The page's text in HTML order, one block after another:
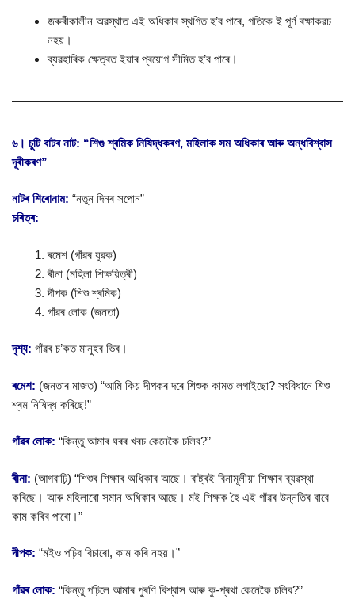
জৰুৰীকালীন অৱস্থাত এই অধিকাৰ স্থগিত হ’ব পাৰে, গতিকে ই পূৰ্ণ ৰক্ষাকৱচ
নহয়।
ব্যৱহাৰিক ক্ষেত্ৰত ইয়াৰ প্ৰয়োগ সীমিত হ’ব পাৰে।
৬। চুটি বাটৰ নাট: “শিগু শ্ৰমিক নিষিদ্ধকৰণ, মহিলাক সম অধিকাৰ আৰু অন্ধবিশ্বাস
দূৰীকৰণ”
নাটৰ শিৰোনাম: “নতুন দিনৰ সপোন”
চৰিত্ৰ:
ৰমেশ (গাঁৱৰ যুৱক)
ৰীনা (মহিলা শিক্ষয়িত্ৰী)
দীপক (শিশু শ্ৰমিক)
গাঁৱৰ লোক (জনতা)
দৃশ্য: গাঁৱৰ চ’কত মানুহৰ ভিৰ।
ৰমেশ: (জনতাৰ মাজত) “আমি কিয় দীপকৰ দৰে শিশুক কামত লগাইছো? সংবিধানে শিশু
শ্ৰম নিষিদ্ধ কৰিছে!”
গাঁৱৰ লোক: “কিন্তু আমাৰ ঘৰৰ খৰচ কেনেকৈ চলিব?”
ৰীনা: (আগবাঢ়ি) “শিশুৰ শিক্ষাৰ অধিকাৰ আছে। ৰাষ্ট্ৰই বিনামূলীয়া শিক্ষাৰ ব্যৱস্থা
কৰিছে। আৰু মহিলাৰো সমান অধিকাৰ আছে। মই শিক্ষক হৈ এই গাঁৱৰ উন্নতিৰ বাবে
কাম কৰিব পাৰো।”
দীপক: “মইও পঢ়িব বিচাৰো, কাম কৰি নহয়।”
গাঁৱৰ লোক: “কিন্তু পঢ়িলে আমাৰ পুৰণি বিশ্বাস আৰু কু-প্ৰথা কেনেকৈ চলিব?”